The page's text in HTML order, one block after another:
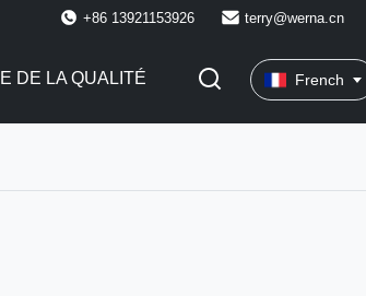
+86 13921153926 terry@werna.cn
DE LA QUALITÉ French